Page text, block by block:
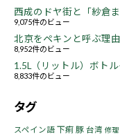
西成のドヤ街と「紗倉
9,075件のビュー
北京をペキンと呼ぶ理
8,952件のビュー
1.5L（リットル）ボト
8,833件のビュー
タグ
スペイン語 下痢 豚 台湾 修理